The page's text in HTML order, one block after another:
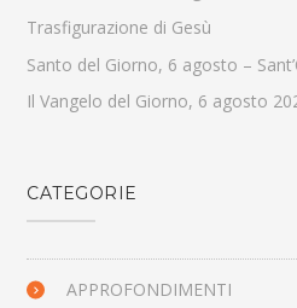
Trasfigurazione di Gesù
Santo del Giorno, 6 agosto –
Il Vangelo del Giorno, 6 agosto
CATEGORIE
APPROFONDIMENTI